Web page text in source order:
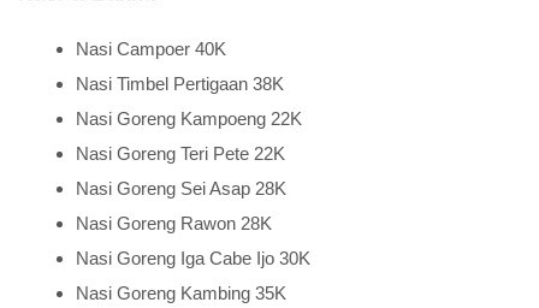
Nasi Campoer 40K
Nasi Timbel Pertigaan 38K
Nasi Goreng Kampoeng 22K
Nasi Goreng Teri Pete 22K
Nasi Goreng Sei Asap 28K
Nasi Goreng Rawon 28K
Nasi Goreng Iga Cabe Ijo 30K
Nasi Goreng Kambing 35K